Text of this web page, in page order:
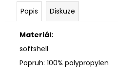
Popis Diskuze
Materiál:
softshell
Popruh: 100% polypropylen